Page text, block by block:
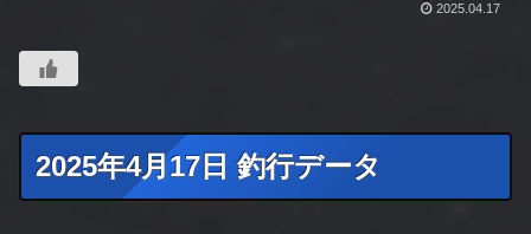
2025.04.17
2025年4月17日 釣行データ